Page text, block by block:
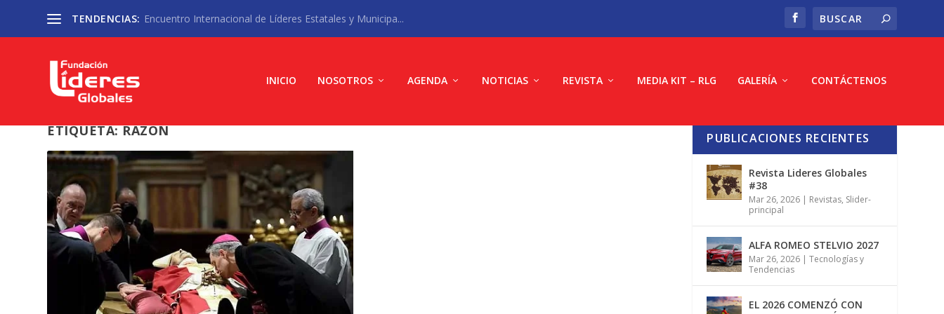
TENDENCIAS: Encuentro Internacional de Líderes Estatales y Municipa...
INICIO NOSOTROS AGENDA NOTICIAS REVISTA MEDIA KIT – RLG GALERÍA CONTÁCTENOS
ETIQUETA:RAZON PUBLICACIONES RECIENTES
Revista Lideres Globales
#38
Mar 26, 2026 | Revistas, Slider-
principal
ALFA ROMEO STELVIO 2027
Mar 26, 2026 |Tecnologías y
Tendencias
EL 2026 COMENZÓ CON